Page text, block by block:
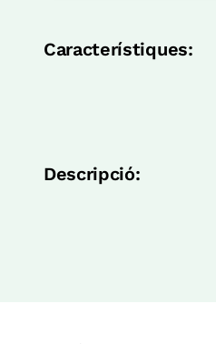
Característiques:
Descripció: